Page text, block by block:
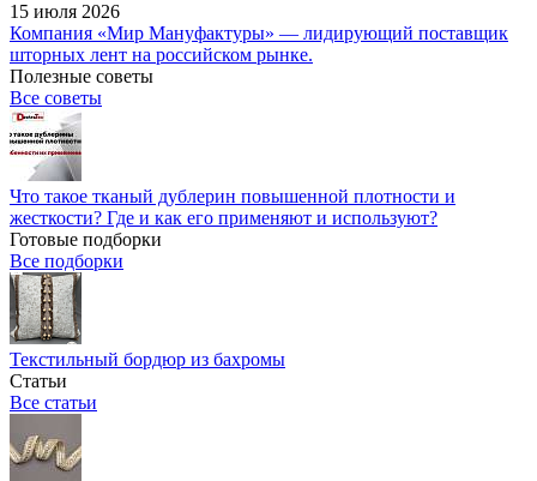
15 июля 2026
Компания «Мир Мануфактуры» — лидирующий поставщик
шторных лент на российском рынке.
Полезные советы
Все советы
Что такое тканый дублерин повышенной плотности и
жесткости? Где и как его применяют и используют?
Готовые подборки
Все подборки
Текстильный бордюр из бахромы
Статьи
Все статьи